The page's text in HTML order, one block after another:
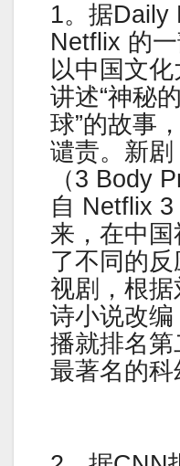
1。据Daily
Netflix 的
以中国文化
讲述“神秘
球”的故事
谴责。新剧
（3 Body
自 Netflix
来，在中
了不同的
视剧，根据
诗小说改
播就排名第
最著名的科